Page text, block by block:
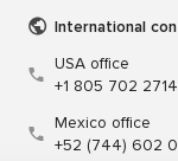
International
USA office
+1 805 702 2714
Mexico office
+52 (744) 602